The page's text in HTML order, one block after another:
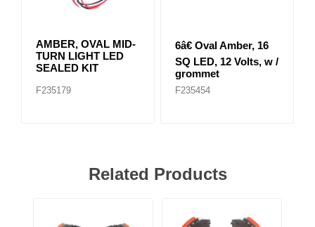
AMBER, OVAL MID-
TURN LIGHT LED
SEALED KIT
F235179
6â€ Oval Amber, 16
SQ LED, 12 Volts, w /
grommet
F235454
Related Products